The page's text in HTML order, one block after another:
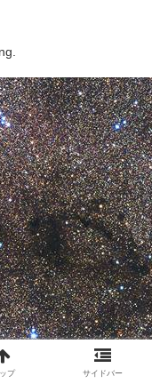
プ サイドバー